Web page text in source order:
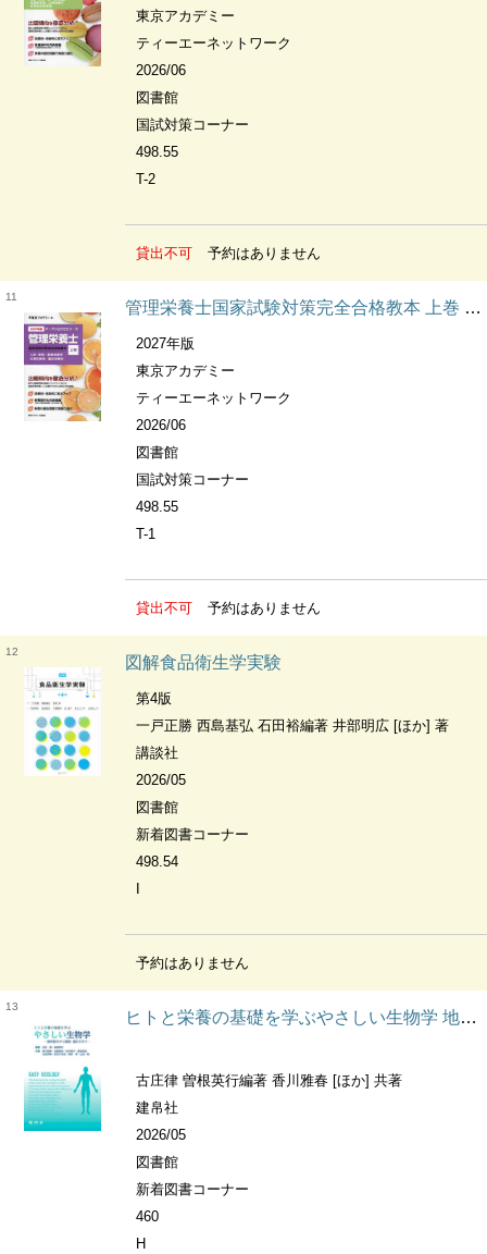
東京アカデミー
ティーエーネットワーク
2026/06
図書館
国試対策コーナー
498.55
T-2
貸出不可 予約はありません
11
管理栄養士国家試験対策完全合格教本 上巻 人体・疾病/基礎栄養学 応用栄養学/臨床栄養学 オープンセサミシリーズ
2027年版
東京アカデミー
ティーエーネットワーク
2026/06
図書館
国試対策コーナー
498.55
T-1
貸出不可 予約はありません
12
図解食品衛生学実験
第4版
一戸正勝 西島基弘 石田裕編著 井部明広 [ほか] 著
講談社
2026/05
図書館
新着図書コーナー
498.54
予約はありません
13
ヒトと栄養の基礎を学ぶやさしい生物学 地球誕生から細胞・遺伝子まで
古庄律 曽根英行編著 香川雅春 [ほか] 共著
建帛社
2026/05
図書館
新着図書コーナー
460
H